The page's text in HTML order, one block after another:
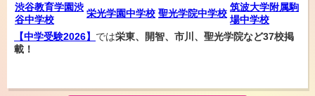
渋谷教育学園渋
谷中学校
栄光学園中学校 聖光学院中学校
筑波大学附属駒
場中学校
【中学受験2026】 では栄東、開智、市川、聖光学院など37校掲
載！